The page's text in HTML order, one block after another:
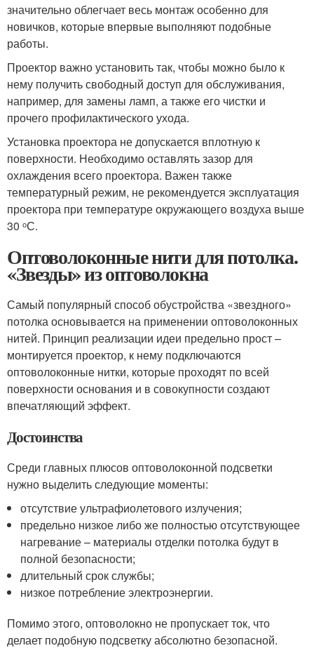
значительно облегчает весь монтаж особенно для
новичков, которые впервые выполняют подобные
работы.
Проектор важно установить так, чтобы можно было к
нему получить свободный доступ для обслуживания,
например, для замены ламп, а также его чистки и
прочего профилактического ухода.
Установка проектора не допускается вплотную к
поверхности. Необходимо оставлять зазор для
охлаждения всего проектора. Важен также
температурный режим, не рекомендуется эксплуатация
проектора при температуре окружающего воздуха выше
30 ᵒС.
Оптоволоконные нити для потолка.
«Звезды» из оптоволокна
Самый популярный способ обустройства «звездного»
потолка основывается на применении оптоволоконных
нитей. Принцип реализации идеи предельно прост –
монтируется проектор, к нему подключаются
оптоволоконные нитки, которые проходят по всей
поверхности основания и в совокупности создают
впечатляющий эффект.
Достоинства
Среди главных плюсов оптоволоконной подсветки
нужно выделить следующие моменты:
отсутствие ультрафиолетового излучения;
предельно низкое либо же полностью отсутствующее
нагревание – материалы отделки потолка будут в
полной безопасности;
длительный срок службы;
низкое потребление электроэнергии.
Помимо этого, оптоволокно не пропускает ток, что
делает подобную подсветку абсолютно безопасной.